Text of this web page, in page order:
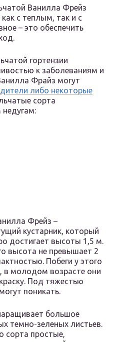
Ванилла Фрейз
с теплым, так и с
– это обеспечить
гортензии
к заболеваниям и
Фрайз могут
либо некоторые
сорта
Фрейз –
кустарник, который
достигает высоты 1,5 м.
высота не превышает 2
Побеги у этого
в молодом возрасте они
Под тяжестью
поникать.
большое
темно-зеленых листьев.
сорта простые,